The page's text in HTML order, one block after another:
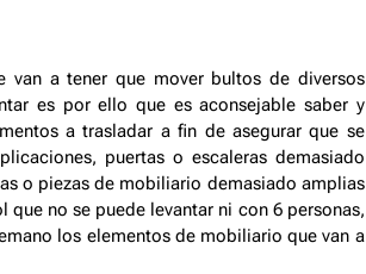
van a tener que mover bultos de diversos
es por ello que es aconsejable saber y
a trasladar a fin de asegurar que se
puertas o escaleras demasiado
o piezas de mobiliario demasiado amplias
no se puede levantar ni con 6 personas,
los elementos de mobiliario que van a